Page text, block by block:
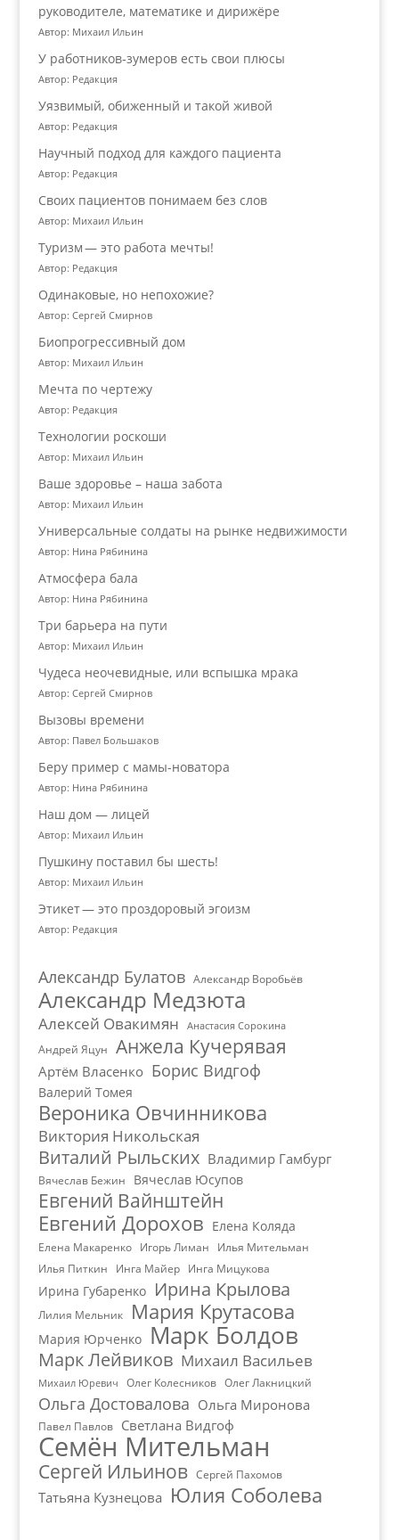
руководителе, математике и дирижёре
Автор: Михаил Ильин
У работников‑зумеров есть свои плюсы
Автор: Редакция
Уязвимый, обиженный и такой живой
Автор: Редакция
Научный подход для каждого пациента
Автор: Редакция
Своих пациентов понимаем без слов
Автор: Михаил Ильин
Туризм — это работа мечты!
Автор: Редакция
Одинаковые, но непохожие?
Автор: Сергей Смирнов
Биопрогрессивный дом
Автор: Михаил Ильин
Мечта по чертежу
Автор: Редакция
Технологии роскоши
Автор: Михаил Ильин
Ваше здоровье – наша забота
Автор: Михаил Ильин
Универсальные солдаты на рынке недвижимости
Автор: Нина Рябинина
Атмосфера бала
Автор: Нина Рябинина
Три барьера на пути
Автор: Михаил Ильин
Чудеса неочевидные, или вспышка мрака
Автор: Сергей Смирнов
Вызовы времени
Автор: Павел Большаков
Беру пример с мамы-новатора
Автор: Нина Рябинина
Наш дом — лицей
Автор: Михаил Ильин
Пушкину поставил бы шесть!
Автор: Михаил Ильин
Этикет — это проздоровый эгоизм
Автор: Редакция
Александр Булатов Александр Воробьёв
Александр Медзюта
Алексей Овакимян Анастасия Сорокина
Андрей Яцун Анжела Кучерявая
Артём Власенко Борис Видгоф
Валерий Томея
Вероника Овчинникова
Виктория Никольская
Виталий Рыльских Владимир Гамбург
Вячеслав Бежин Вячеслав Юсупов
Евгений Вайнштейн
Евгений Дорохов Елена Коляда
Елена Макаренко Игорь Лиман
Илья Мительман
Илья Питкин
Инга Майер Инга Мицукова
Ирина Губаренко Ирина Крылова
Лилия Мельник Мария Крутасова
Мария Юрченко Марк Болдов
Марк Лейвиков Михаил Васильев
Михаил Юревич Олег Колесников Олег Лакницкий
Ольга Достовалова Ольга Миронова
Павел Павлов Светлана Видгоф
Семён Мительман
Сергей Ильинов Сергей Пахомов
Татьяна Кузнецова Юлия Соболева